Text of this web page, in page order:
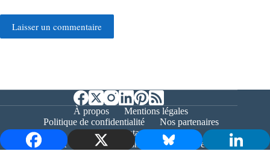
Laisser un commentaire
À propos
Mentions légales
Politique de confidentialité
Nos partenaires
Contact
Copyright © 2026 - Bernieshoot.fr Journal Web